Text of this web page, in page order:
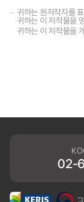
귀하는 원저작자를
귀하는 이 저작물을
귀하는 이 저작물을
02-